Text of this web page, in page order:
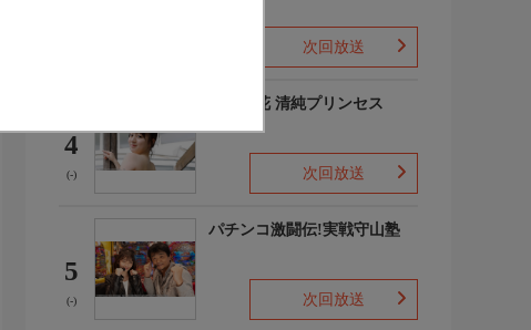
次回放送
4
(-)
吉田優花 清純プリンセス
次回放送
5
(-)
パチンコ激闘伝!実戦守山塾
次回放送